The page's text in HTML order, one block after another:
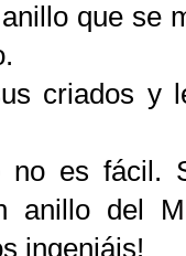
que se
criados y
no es fácil.
anillo del
ingeniáis!